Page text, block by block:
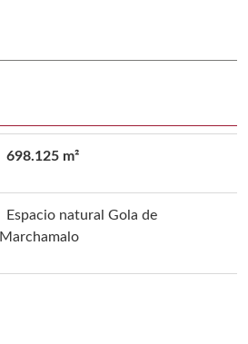
698.125 m²
Espacio natural Gola de
Marchamalo